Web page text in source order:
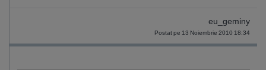
eu_geminy
Postat pe 13 Noiembrie 2010 18:34